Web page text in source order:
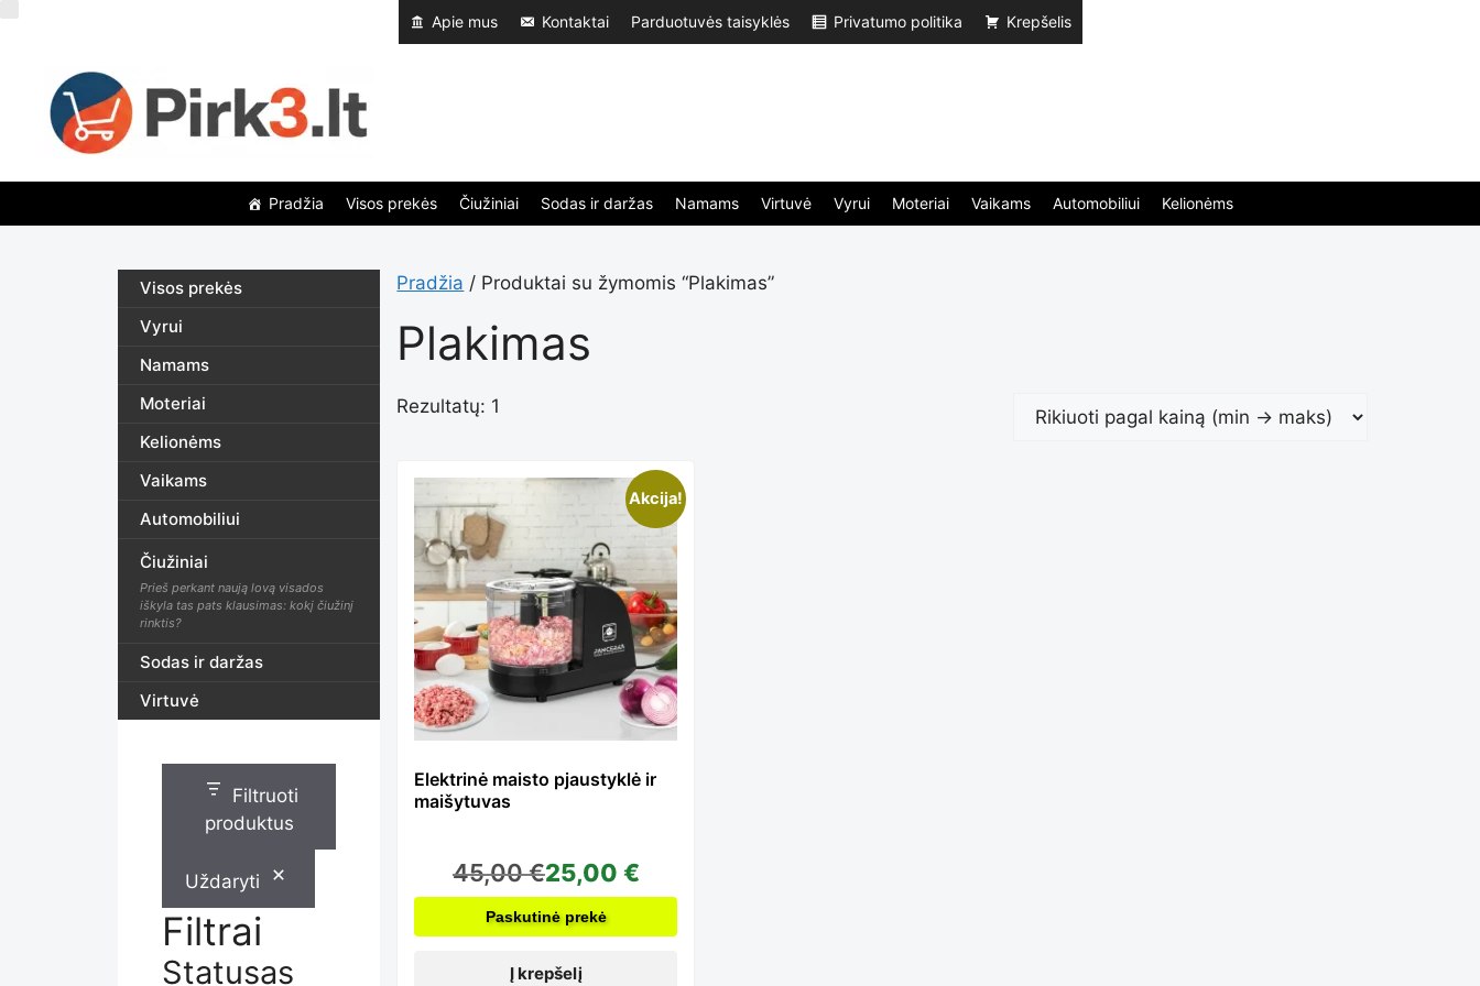
prie
turinio
Apie mus Kontaktai Parduotuvės taisyklės Privatumo politika Krepšelis
Pradžia Visos prekės Čiužiniai Sodas ir daržas Namams Virtuvė Vyrui Moteriai Vaikams Automobiliui Kelionėms
Pradžia / Produktai su žymomis “Plakimas”
Plakimas
Rezultatų: 1
Akcija!
Elektrinė maisto pjaustyklė ir
maišytuvas
45,00€25,00 €
Paskutinė prekė
Į krepšelį
Visos prekės
Vyrui
Namams
Moteriai
Kelionėms
Vaikams
Automobiliui
Čiužiniai
Prieš perkant naują lovą visados
iškyla tas pats klausimas: kokį čiužinį
rinktis?
Sodas ir daržas
Virtuvė
Filtruoti
produktus
Uždaryti
Filtrai
Statusas